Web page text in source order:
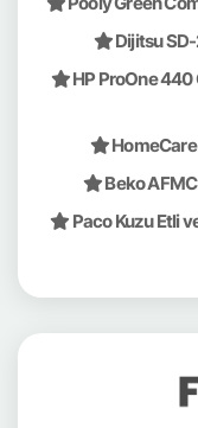
Dijitsu
HP ProOne
HomeCare
Beko AFMC
Paco Kuzu Etli